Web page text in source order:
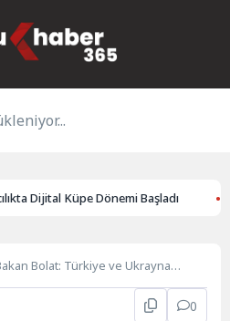
Dijital Küpe Dönemi Başladı 3.
Bolat: Türkiye ve Ukrayna
0